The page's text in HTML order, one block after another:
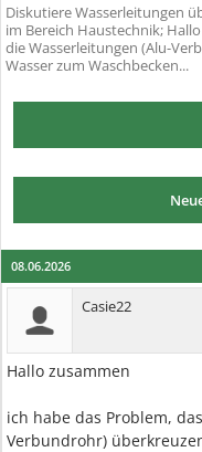
DiskutiereWasserleitungen
im Bereich Haustechnik;
die Wasserleitungen (Alu-
Wasser zum Waschbecken...
08.06.2026
Casie22
Hallo zusammen
ich habe das Problem,
Verbundrohr)